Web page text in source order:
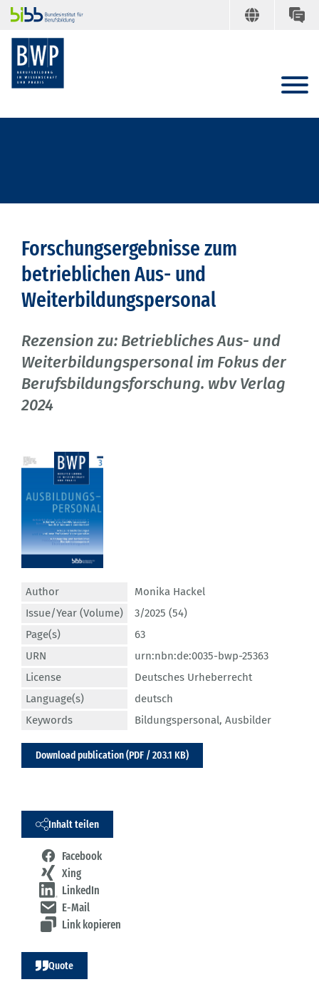
Forschungsergebnisse zum
betrieblichen Aus- und
Weiterbildungspersonal
Rezension zu: Betriebliches Aus- und
Weiterbildungspersonal im Fokus der
Berufsbildungsforschung. wbv Verlag
2024
Author
Monika Hackel
Issue/Year (Volume)
3/2025 (54)
Page(s)
63
URN
urn:nbn:de:0035-bwp-25363
License
Deutsches Urheberrecht
Language(s)
deutsch
Keywords
Bildungspersonal, Ausbilder
Download publication (PDF / 203.1 KB)
Inhalt teilen
Facebook
Xing
LinkedIn
E-Mail
Link kopieren
Quote